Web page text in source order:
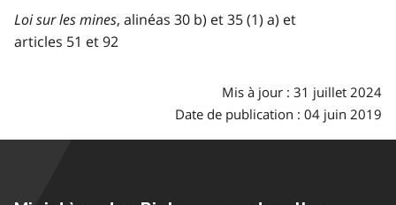
Loi sur les mines, alinéas 30 b) et 35 (1) a) et
articles 51 et 92
Mis à jour : 31 juillet 2024
Date de publication : 04 juin 2019